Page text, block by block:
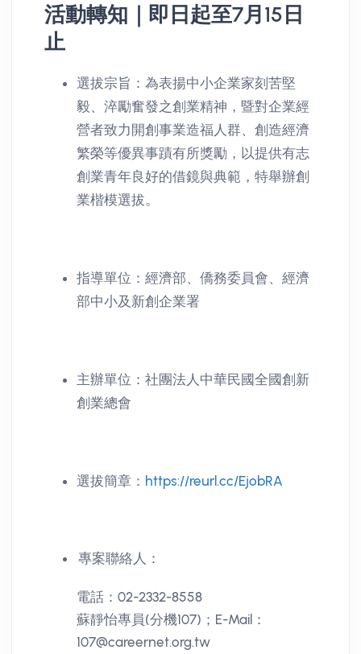
活動轉知｜即日起至7月15日
止
消息公告詳情
選拔宗旨：為表揚中小企業家刻苦堅
毅、淬勵奮發之創業精神，暨對企業經
營者致力開創事業造福人群、創造經濟
繁榮等優異事蹟有所獎勵，以提供有志
創業青年良好的借鏡與典範，特舉辦創
業楷模選拔。
指導單位：經濟部、僑務委員會、經濟
部中小及新創企業署
主辦單位：社團法人中華民國全國創新
創業總會
選拔簡章： https://reurl.cc/EjobRA
專案聯絡人：
電話：02-2332-8558
蘇靜怡專員(分機107)；E-Mail：
107@careernet.org.tw